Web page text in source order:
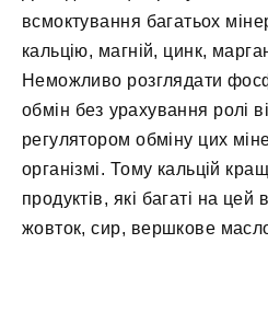
всмоктування багатьох
кальцію, магній, цинк,
Неможливо розглядати
обмін без урахування ролі
регулятором обміну цих
організмі. Тому кальцій
продуктів, які багаті на цей
жовток, сир, вершкове